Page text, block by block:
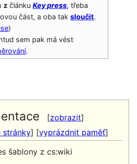
z článkuKey press, třeba
část, a oba taksloučit.
)
sem pak má vést
.
[zobrazit]
stránky] [vyprázdnit paměť]
šablony z cs:wiki